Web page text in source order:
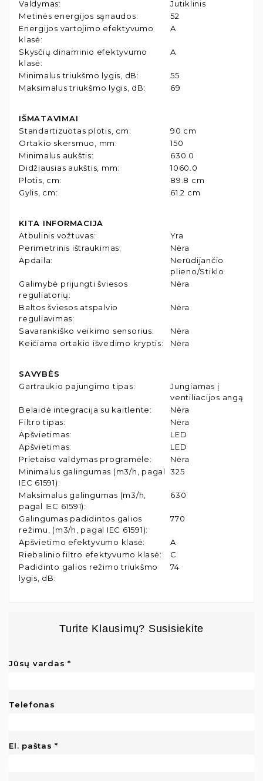
Valdymas:
Jutiklinis
Metinės energijos sąnaudos:
52
Energijos vartojimo efektyvumo
klasė:
A
Skysčių dinaminio efektyvumo
klasė:
A
Minimalus triukšmo lygis, dB:
55
Maksimalus triukšmo lygis, dB: 69
IŠMATAVIMAI
Standartizuotas plotis, cm:
90 cm
Ortakio skersmuo, mm:
150
Minimalus aukštis:
630.0
Didžiausias aukštis, mm:
1060.0
Plotis, cm:
89.8 cm
Gylis, cm: 61.2 cm
KITA INFORMACIJA
Atbulinis vožtuvas:
Yra
Perimetrinis ištraukimas:
Nėra
Apdaila:
Nerūdijančio
plieno/Stiklo
Galimybė prijungti šviesos
reguliatorių:
Nėra
Baltos šviesos atspalvio
reguliavimas:
Nėra
Savarankiško veikimo sensorius:
Nėra
Keičiama ortakio išvedimo kryptis: Nėra
SAVYBĖS
Gartraukio pajungimo tipas:
Jungiamas į
ventiliacijos angą
Belaidė integracija su kaitlente:
Nėra
Filtro tipas:
Nėra
Apšvietimas:
LED
Apšvietimas:
LED
Prietaiso valdymas programėle:
Nėra
Minimalus galingumas (m3/h, pagal
IEC 61591):
325
Maksimalus galingumas (m3/h,
pagal IEC 61591):
630
Galingumas padidintos galios
režimu, (m3/h, pagal IEC 61591):
770
Apšvietimo efektyvumo klasė:
A
Riebalinio filtro efektyvumo klasė:
C
Padidinto galios režimo triukšmo
lygis, dB:
74
Turite Klausimų? Susisiekite
Jūsų vardas
Telefonas
El. paštas